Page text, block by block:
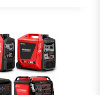
المتردد
ثنائي
الوقود؟
دليل
شامل
للمشتري